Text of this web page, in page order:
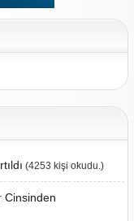
(4253 kişi okudu.)
Cinsinden